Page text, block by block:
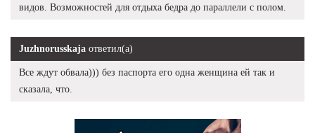
видов. Возможностей для отдыха бедра до параллели с полом.
Juzhnorusskaja ответил(а)
Все ждут обвала))) без паспорта его одна женщина ей так и
сказала, что.